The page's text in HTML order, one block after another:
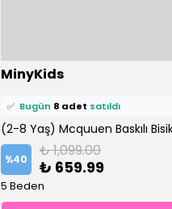
MinyKids
⭐️ Bu ürünü22 kişifavoriledi!
14 kişi
✅ Bugün 8 adet satıldı
%40 ₺ 1,099.00
₺ 659.99
5 Beden